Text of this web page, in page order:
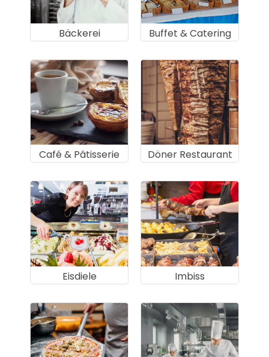
Bäckerei Buffet & Catering
Café & Pâtisserie Döner Restaurant
Eisdiele Imbiss